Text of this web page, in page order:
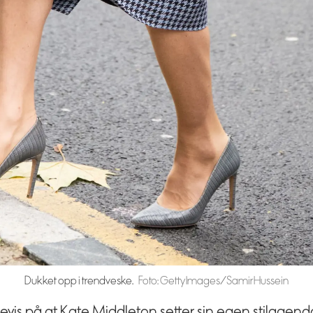
Dukket opp i trendveske. Foto: Getty Images/Samir Hussein